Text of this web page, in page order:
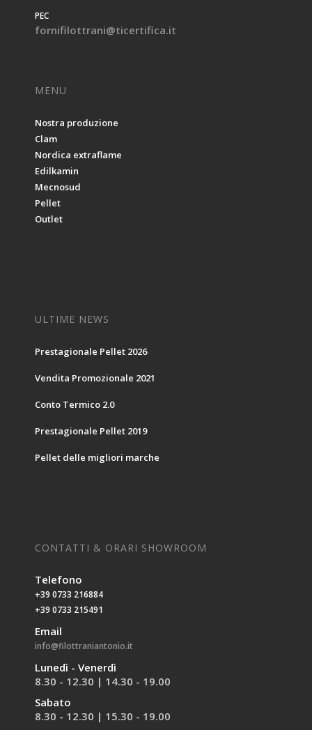
PEC
fornifilottrani@ticertifica.it
MENU
Nostra produzione
Clam
Nordica extraflame
Edilkamin
Mecnosud
Pellet
Outlet
ULTIME NEWS
Prestagionale Pellet 2026
Vendita Promozionale 2021
Conto Termico 2.0
Prestagionale Pellet 2019
Pellet delle migliori marche
CONTATTI & ORARI SHOWROOM
Telefono
+39 0733 216884
+39 0733 215491
Email
info@filottraniantonio.it
Lunedì - Venerdì
8.30 - 12.30 | 14.30 - 19.00
Sabato
8.30 - 12.30 | 15.30 - 19.00